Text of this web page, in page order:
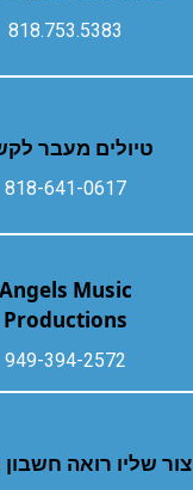
818.753.5383
טיולים מעבר
818-641-0617
Angels Music
Productions
949-394-2572
צור שליו רואה